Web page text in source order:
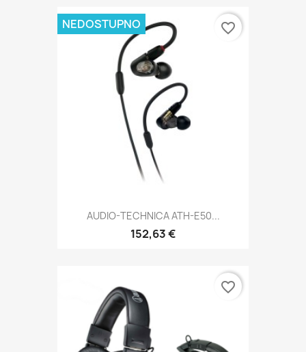
AUDIO-TECHNICA ATH-E50...
152,63 €
NEDOSTUPNO favorite_border
favorite_border